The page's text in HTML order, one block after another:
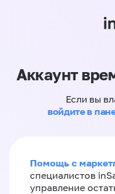
Аккаунт
Если вы
войдите в
Помощь с
специалистов
управление